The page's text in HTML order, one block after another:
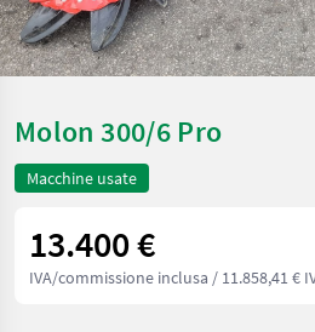
Molon 300/6 Pro
Macchine usate
13.400 €
IVA/commissione inclusa / 11.858,41 €